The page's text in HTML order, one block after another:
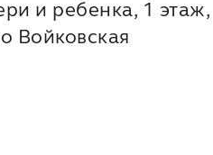
и ребенка, 1 этаж,
Войковская